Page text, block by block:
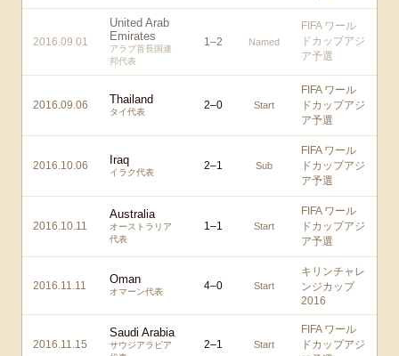
2016.09.01
United Arab
Emirates
アラブ首長国連
邦代表
1–2 Named
FIFA ワール
ドカップアジ
ア予選
2016.09.06 Thailand
タイ代表
2–0 Start
FIFA ワール
ドカップアジ
ア予選
2016.10.06 Iraq
イラク代表
2–1 Sub
FIFA ワール
ドカップアジ
ア予選
2016.10.11
Australia
オーストラリア
代表
1–1 Start
FIFA ワール
ドカップアジ
ア予選
2016.11.11 Oman
オマーン代表 4–0 Start
キリンチャレ
ンジカップ
2016
2016.11.15
Saudi Arabia
サウジアラビア
2–1 Start
FIFA ワール
ドカップアジ